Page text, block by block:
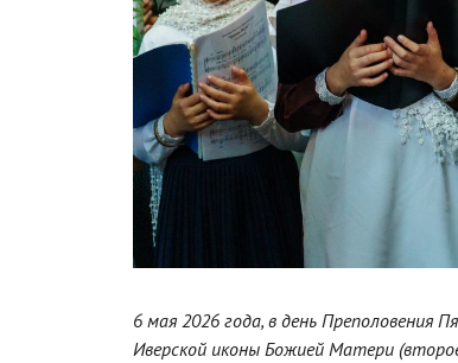
6 мая 2026 года, в день Преполовения
Иверской иконы Божией Матери